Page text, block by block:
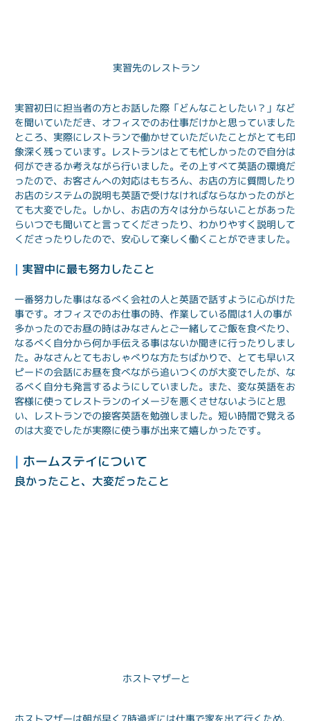
実習先のレストラン
実習初日に担当者の方とお話した際「どんなことしたい？」など
を聞いていただき、オフィスでのお仕事だけかと思っていました
ところ、実際にレストランで働かせていただいたことがとても印
象深く残っています。レストランはとても忙しかったので自分は
何ができるか考えながら行いました。その上すべて英語の環境だ
ったので、お客さんへの対応はもちろん、お店の方に質問したり
お店のシステムの説明も英語で受けなければならなかったのがと
ても大変でした。しかし、お店の方々は分からないことがあった
らいつでも聞いてと言ってくださったり、わかりやすく説明して
くださったりしたので、安心して楽しく働くことができました。
| 実習中に最も努力したこと
一番努力した事はなるべく会社の人と英語で話すように心がけた
事です。オフィスでのお仕事の時、作業している間は1人の事が
多かったのでお昼の時はみなさんとご一緒してご飯を食べたり、
なるべく自分から何か手伝える事はないか聞きに行ったりしまし
た。みなさんとてもおしゃべりな方たちばかりで、とても早いス
ピードの会話にお昼を食べながら追いつくのが大変でしたが、な
るべく自分も発言するようにしていました。また、変な英語をお
客様に使ってレストランのイメージを悪くさせないようにと思
い、レストランでの接客英語を勉強しました。短い時間で覚える
のは大変でしたが実際に使う事が出来て嬉しかったです。
| ホームステイについて
良かったこと、大変だったこと
ホストマザーと